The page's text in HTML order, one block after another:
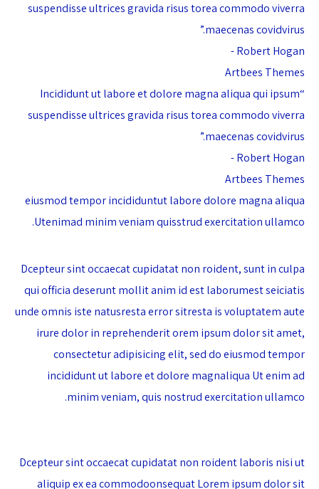
suspendisse ultrices gravida risus torea commodo viverra
maecenas covidvirus.”
Robert Hogan -
Artbees Themes
“Incididunt ut labore et dolore magna aliqua qui ipsum
suspendisse ultrices gravida risus torea commodo viverra
maecenas covidvirus.”
Robert Hogan -
Artbees Themes
eiusmod tempor incididuntut labore dolore magna aliqua
Utenimad minim veniam quisstrud exercitation ullamco.
Dcepteur sint occaecat cupidatat non roident, sunt in culpa
qui officia deserunt mollit anim id est laborumest seiciatis
unde omnis iste natusresta error sitresta is voluptatem aute
irure dolor in reprehenderit orem ipsum dolor sit amet,
consectetur adipisicing elit, sed do eiusmod tempor
incididunt ut labore et dolore magnaliqua Ut enim ad
minim veniam, quis nostrud exercitation ullamco.
Dcepteur sint occaecat cupidatat non roident laboris nisi ut
aliquip ex ea commodoonsequat Lorem ipsum dolor sit